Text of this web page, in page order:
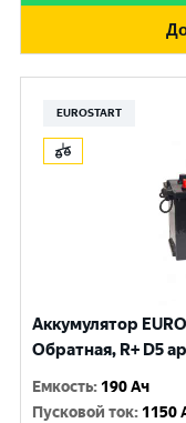
EUROSTART
Аккумулятор
Обратная, R+ D5
Емкость: 190 Ач
Пусковой ток: 1150